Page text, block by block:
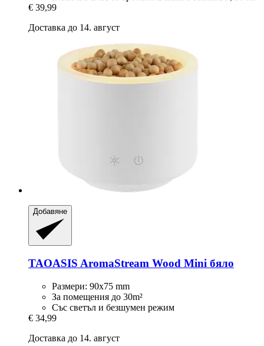
€ 39,99
Доставка до 14. август
Добавяне
TAOASIS AromaStream Wood Mini бяло
Размери: 90х75 mm
За помещения до 30m²
Със светъл и безшумен режим
€ 34,99
Доставка до 14. август